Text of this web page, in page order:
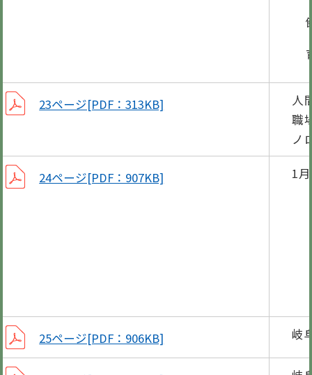
健
育
23ページ[PDF：313KB]
人
職
ノ
24ページ[PDF：907KB]
1
25ページ[PDF：906KB] 岐